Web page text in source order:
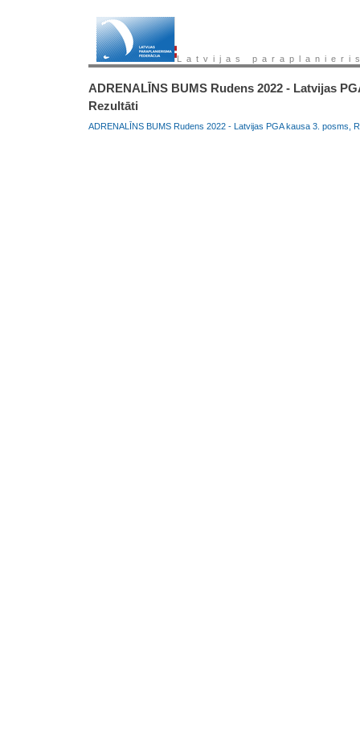
Latvijas
ADRENALĪNS BUMS Rudens 2022 - Latvijas
Rezultāti
ADRENALĪNS BUMS Rudens 2022 - Latvijas PGA kausa 3. posms,